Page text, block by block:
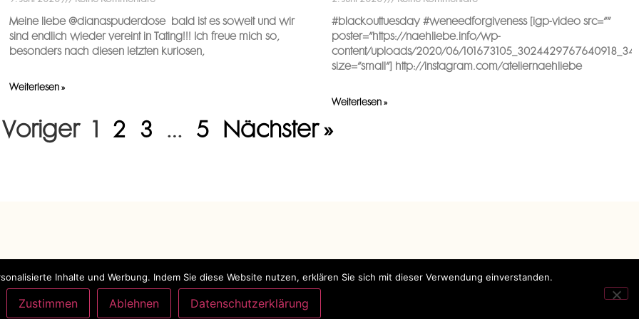
Meine liebe @dianaspuderdose ️ bald ist es soweit und wir
sind endlich wieder vereint in Tating!!! Ich freue mich so,
besonders nach diesen letzten kuriosen,
Weiterlesen »
#blackouttuesday #weneedforgiveness [igp-video src=““
poster=“https://naehliebe.info/wp-
content/uploads/2020/06/
size=“small“] http://instagram.com/ateliernaehliebe
Weiterlesen »
Voriger 1 2 3 … 5 Nächster »
KONTAKT
Telefon: 0160 989 241 69
Impressum
Inhalte und Werbung. Indem Sie diese Website nutzen, erklären Sie sich mit dieser Verwendung einverstanden.
Zustimmen Ablehnen Datenschutzerklärung